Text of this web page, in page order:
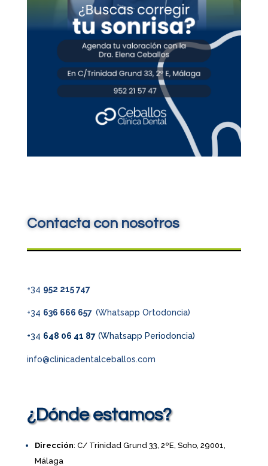
Contacta con nosotros
+34 952 215 747
+34 636 666 657 (Whatsapp Ortodoncia)
+34 648 06 41 87(Whatsapp Periodoncia)
info@clinicadentalceballos.com
¿Dónde estamos?
Dirección: C/ Trinidad Grund 33, 2ºE, Soho, 29001,
Málaga